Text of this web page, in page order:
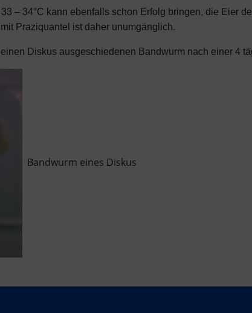
– 34°C kann ebenfalls schon Erfolg bringen, die Eier
Praziquantel ist daher unumgänglich.
Diskus ausgeschiedenen Bandwurm nach einer 4
Bandwurm eines Diskus